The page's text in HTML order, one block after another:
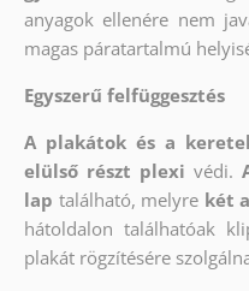
anyagok ellenére nem
magas páratartalmú
Egyszerű felfüggesztés
A plakátok és a
elülső részt plexi védi.
lap található, melyre két
hátoldalon találhatóak
plakát rögzítésére